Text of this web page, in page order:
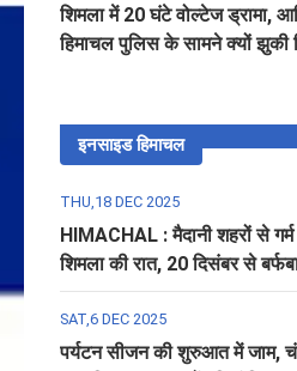
शिमला में 20 घंटे वोल्टेज ड्रामा,
हिमाचल पुलिस के सामने क्यों झुकी
इनसाइड हिमाचल
THU,18 DEC 2025
HIMACHAL : मैदानी शहरों से गर्म
शिमला की रात, 20 दिसंबर से
अलर्ट
SAT,6 DEC 2025
पर्यटन सीजन की शुरुआत में जाम,